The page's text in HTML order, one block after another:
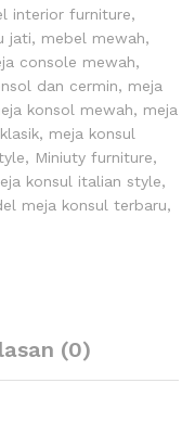
interior furniture,
jati, mebel mewah,
console mewah,
dan cermin, meja
konsol mewah, meja
, meja konsul
, Miniuty furniture,
konsul italian style,
meja konsul terbaru,
(0)